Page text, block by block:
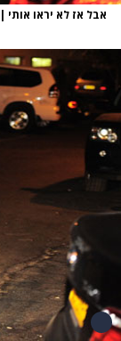
אבל אז לא יראו אותי |